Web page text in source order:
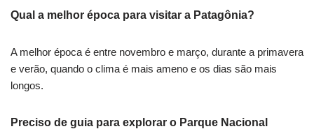
Qual a melhor época para visitar a Patagônia?
A melhor época é entre novembro e março, durante a primavera
e verão, quando o clima é mais ameno e os dias são mais
longos.
Preciso de guia para explorar o Parque Nacional